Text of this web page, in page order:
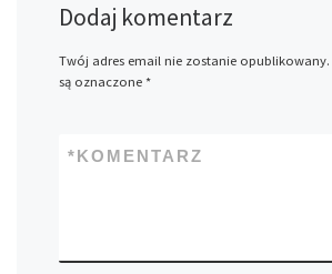
Dodaj komentarz
Twój adres email nie zostanie opublikowany.
są oznaczone *
KOMENTARZ
*